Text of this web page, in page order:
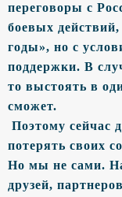
переговоры с
боевых
годы», но с
поддержки. В
то выстоять в
сможет.
Поэтому сейчас
потерять своих
Но мы не сами.
друзей,